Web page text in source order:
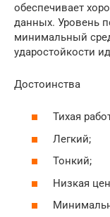
обеспечивает
данных. Уровень
минимальный
ударостойкости
Достоинства
Тихая
Легкий;
Тонкий;
Низкая